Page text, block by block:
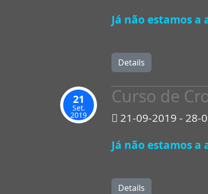
Já não estamos
Details
21
Set.
2019
Curso de
21-09-2019 - 28-
Já não estamos
Details